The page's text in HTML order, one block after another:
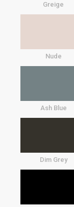
Greige
Nude
Ash Blue
Dim Grey